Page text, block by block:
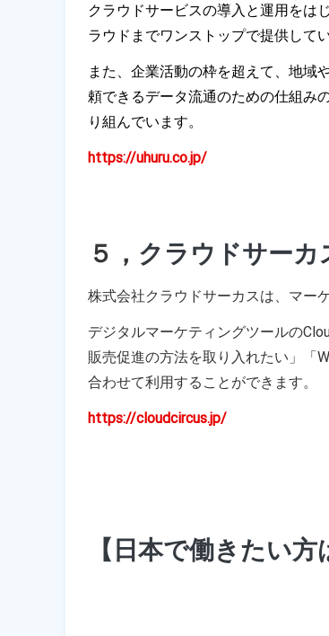
クラウドサービスの導入と運用をは
ラウドまでワンストップで提供してい
また、企業活動の枠を超えて、地域
頼できるデータ流通のための仕組み
り組んでいます。
https://uhuru.co.jp/
５， クラウドサーカ
株式会社クラウドサーカスは、マー
デジタルマーケティングツールの
販売促進の方法を取り入れたい」「
合わせて利用することができます。
https://cloudcircus.jp/
【日本で働きたい方